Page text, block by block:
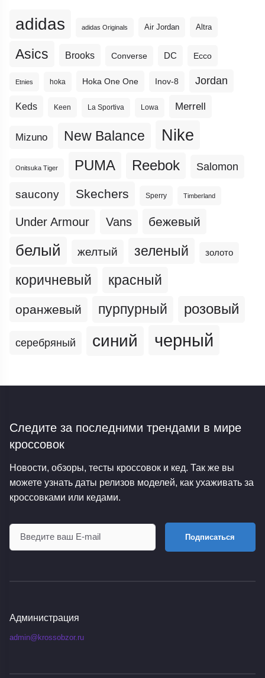
adidas adidas Originals Air Jordan Altra
Asics Brooks Converse DC Ecco
Etnies hoka Hoka One One Inov-8 Jordan
Keds Keen La Sportiva Lowa Merrell
Mizuno New Balance Nike
Onitsuka Tiger PUMA Reebok Salomon
saucony Skechers Sperry Timberland
Under Armour Vans бежевый
белый желтый зеленый золото
коричневый красный
оранжевый пурпурный розовый
серебряный синий черный
Следите за последними трендами в мире
кроссовок
Новости, обзоры, тесты кроссовок и кед. Так же вы
можете узнать даты релизов моделей, как ухаживать за
кроссовками или кедами.
Подписаться
Администрация
admin@krossobzor.ru